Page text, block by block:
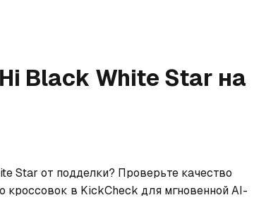
Black White Star на
Star от подделки? Проверьте качество
кроссовок в KickCheck для мгновенной AI-